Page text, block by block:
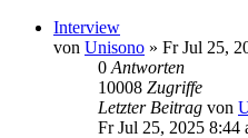
Interview
von Unisono » Fr Jul 25,
0 Antworten
10008 Zugriffe
Letzter Beitrag von
Fr Jul 25, 2025 8:44